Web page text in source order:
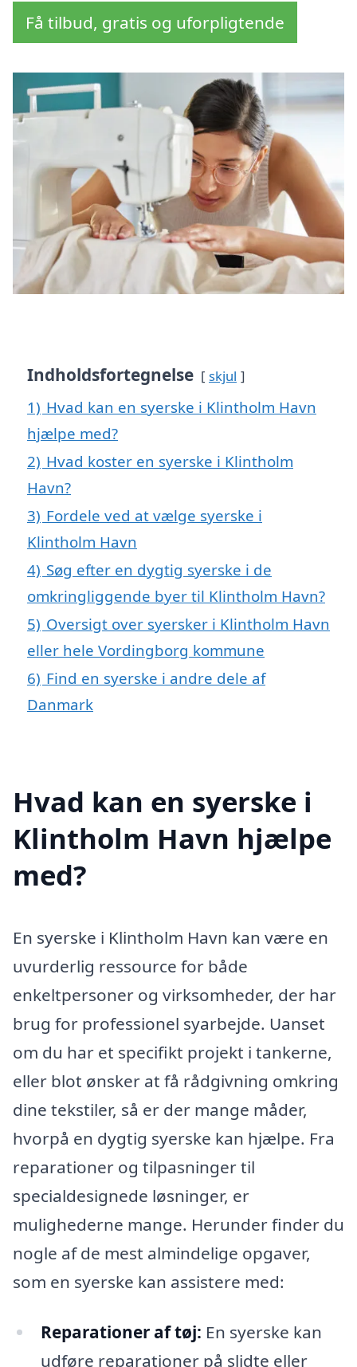
Få tilbud, gratis og uforpligtende
Indholdsfortegnelse skjul
1) Hvad kan en syerske i Klintholm Havn
hjælpe med?
2) Hvad koster en syerske i Klintholm
Havn?
3) Fordele ved at vælge syerske i
Klintholm Havn
4) Søg efter en dygtig syerske i de
omkringliggende byer til Klintholm Havn?
5) Oversigt over syersker i Klintholm Havn
eller hele Vordingborg kommune
6) Find en syerske i andre dele af
Danmark
Hvad kan en syerske i
Klintholm Havn hjælpe
med?
En syerske i Klintholm Havn kan være en
uvurderlig ressource for både
enkeltpersoner og virksomheder, der har
brug for professionel syarbejde. Uanset
om du har et specifikt projekt i tankerne,
eller blot ønsker at få rådgivning omkring
dine tekstiler, så er der mange måder,
hvorpå en dygtig syerske kan hjælpe. Fra
reparationer og tilpasninger til
specialdesignede løsninger, er
mulighederne mange. Herunder finder du
nogle af de mest almindelige opgaver,
som en syerske kan assistere med:
Reparationer af tøj: En syerske kan
udføre reparationer på slidte eller